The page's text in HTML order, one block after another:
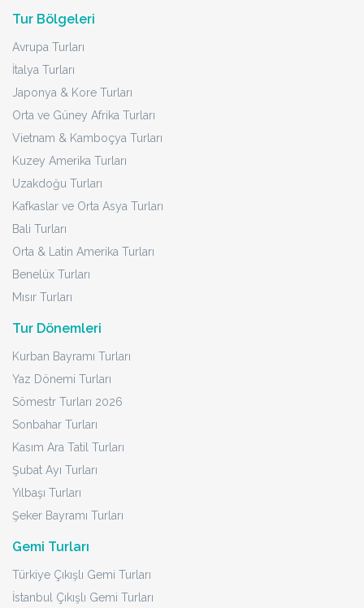
Tur Bölgeleri
Avrupa Turları
İtalya Turları
Japonya & Kore Turları
Orta ve Güney Afrika Turları
Vietnam & Kamboçya Turları
Kuzey Amerika Turları
Uzakdoğu Turları
Kafkaslar ve Orta Asya Turları
Bali Turları
Orta & Latin Amerika Turları
Benelüx Turları
Mısır Turları
Tur Dönemleri
Kurban Bayramı Turları
Yaz Dönemi Turları
Sömestr Turları 2026
Sonbahar Turları
Kasım Ara Tatil Turları
Şubat Ayı Turları
Yılbaşı Turları
Şeker Bayramı Turları
Gemi Turları
Türkiye Çıkışlı Gemi Turları
İstanbul Çıkışlı Gemi Turları